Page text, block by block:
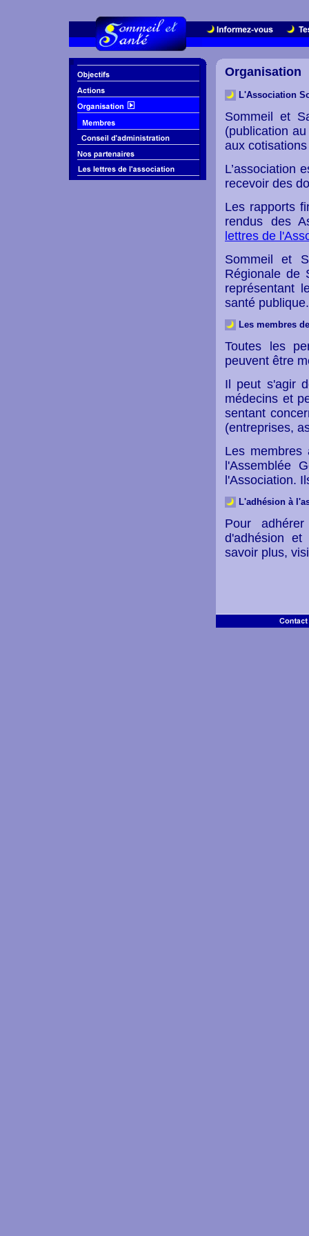
Organisation
L'Association
Sommeil et
(publication
aux
L’association
recevoir des
Les rapports
rendus des
lettres de
Sommeil et
Régionale de
représentant
santé publique.
Les membres
Toutes les
peuvent être
Il peut s'agir
médecins et
sentant
(entreprises,
Les
l'Assemblée
l'Association.
L'adhésion à
Pour
d'adhésion
savoir plus,